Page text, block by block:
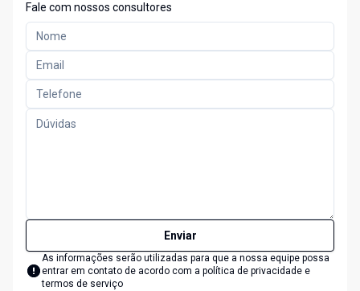
Fale com nossos consultores
Enviar
As informações serão utilizadas para que a nossa equipe possa
entrar em contato de acordo com a política de privacidade e
termos de serviço